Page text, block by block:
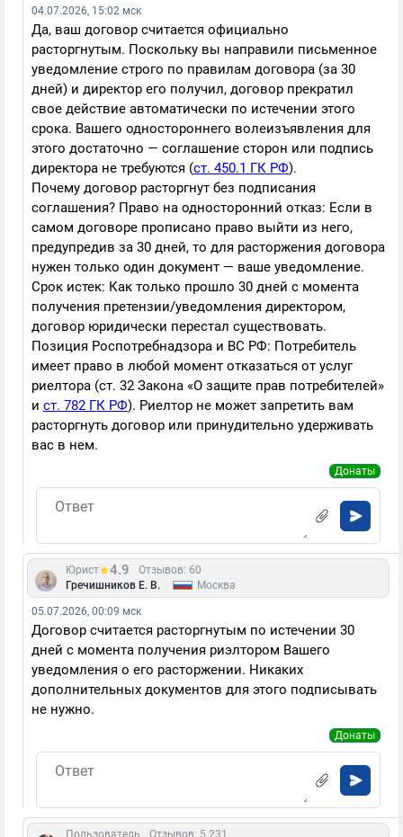
04.07.2026, 15:02 мск
Да, ваш договор считается официально
расторгнутым. Поскольку вы направили письменное
уведомление строго по правилам договора (за 30
дней) и директор его получил, договор прекратил
свое действие автоматически по истечении этого
срока. Вашего одностороннего волеизъявления для
этого достаточно — соглашение сторон или подпись
директора не требуются (ст. 450.1 ГК РФ).
Почему договор расторгнут без подписания
соглашения? Право на односторонний отказ: Если в
самом договоре прописано право выйти из него,
предупредив за 30 дней, то для расторжения договора
нужен только один документ — ваше уведомление.
Срок истек: Как только прошло 30 дней с момента
получения претензии/уведомления директором,
договор юридически перестал существовать.
Позиция Роспотребнадзора и ВС РФ: Потребитель
имеет право в любой момент отказаться от услуг
риелтора (ст. 32 Закона «О защите прав потребителей»
и ст. 782 ГК РФ). Риелтор не может запретить вам
расторгнуть договор или принудительно удерживать
вас в нем.
Донаты
Юрист 4.9
Отзывов: 60
Гречишников Е. В.
Москва
05.07.2026, 00:09 мск
Договор считается расторгнутым по истечении 30
дней с момента получения риэлтором Вашего
уведомления о его расторжении. Никаких
дополнительных документов для этого подписывать
не нужно.
Донаты
Пользователь Отзывов: 5 231